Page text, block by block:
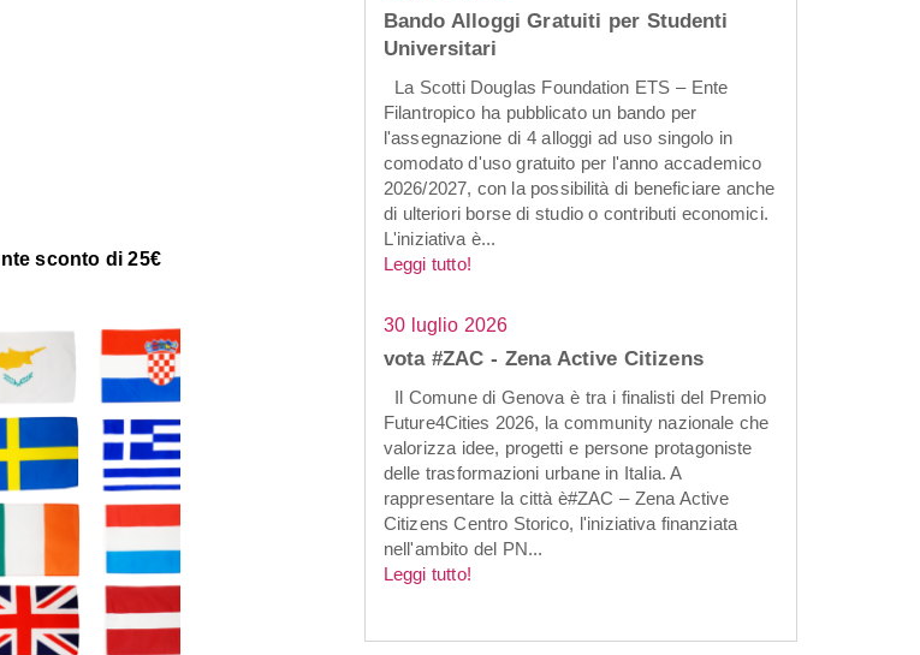
sconto di 25€
Bando Alloggi Gratuiti per Studenti
Universitari
La Scotti Douglas Foundation ETS – Ente
Filantropico ha pubblicato un bando per
l'assegnazione di 4 alloggi ad uso singolo in
comodato d'uso gratuito per l'anno accademico
2026/2027, con la possibilità di beneficiare anche
di ulteriori borse di studio o contributi economici.
L'iniziativa è...
Leggi tutto!
30 luglio 2026
vota #ZAC - Zena Active Citizens
Il Comune di Genova è tra i finalisti del Premio
Future4Cities 2026, la community nazionale che
valorizza idee, progetti e persone protagoniste
delle trasformazioni urbane in Italia. A
rappresentare la città è#ZAC – Zena Active
Citizens Centro Storico, l'iniziativa finanziata
nell'ambito del PN...
Leggi tutto!